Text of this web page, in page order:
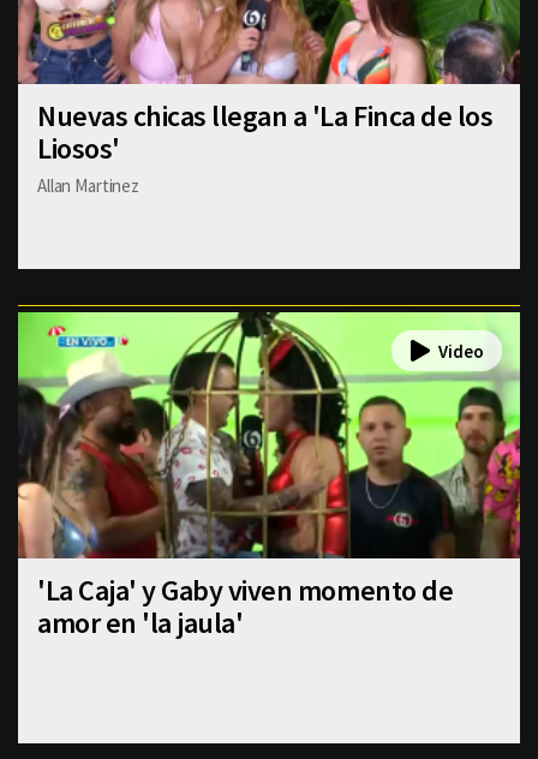
Nuevas chicas llegan a 'La Finca de los
Liosos'
Allan Martinez
'La Caja' y Gaby viven momento de
amor en 'la jaula'